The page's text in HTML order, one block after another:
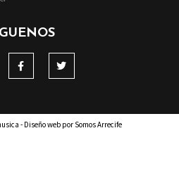
- Diseño web por Somos Arrecife